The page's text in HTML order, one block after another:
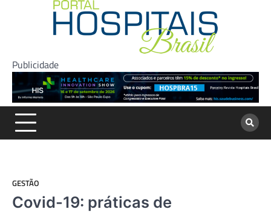
Publicidade
GESTÃO
Covid-19: práticas de